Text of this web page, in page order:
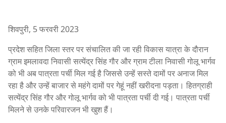
शिवपुरी, 5 फरवरी 2023
प्रदेश सहित जिला स्तर पर संचालित की जा रही विकास यात्रा के दौरान
ग्राम इमलावदा निवासी सत्येंद्र सिंह गौर और ग्राम टीला निवासी गोलू भार्गव
को भी अब पात्रता पर्ची मिल गई है जिससे उन्हें सस्ते दामों पर अनाज मिल
रहा है और उन्हें बाजार से महंगे दामों पर गेहूं नहीं खरीदना पड़ता। हितग्राही
सत्येंद्र सिंह गौर और गोलू भार्गव को भी पात्रता पर्ची दी गई। पात्रता पर्ची
मिलने से उनके परिवारजन भी खुश हैं।